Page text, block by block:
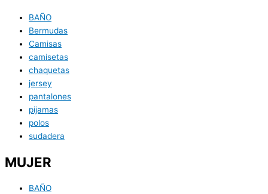
BAÑO
Bermudas
Camisas
camisetas
chaquetas
jersey
pantalones
pijamas
polos
sudadera
MUJER
BAÑO